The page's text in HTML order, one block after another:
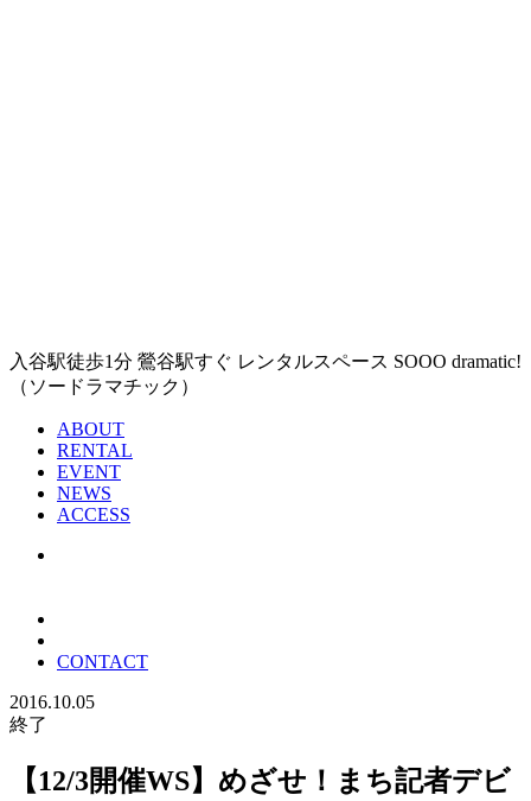
入谷駅徒歩1分 鶯谷駅すぐ レンタルスペース SOOO dramatic!
（ソードラマチック）
ABOUT
RENTAL
EVENT
NEWS
ACCESS
CONTACT
2016.10.05
終了
【12/3開催WS】めざせ！まち記者デビ